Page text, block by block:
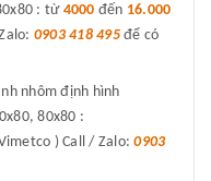
: từ4000 đến 16.000
0903 418 495để có
nhôm định hình
80x80 :
) Call / Zalo:0903